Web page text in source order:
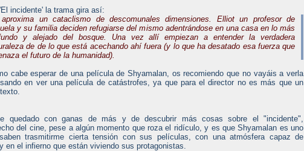
incidente' la trama gira así:
un cataclismo de descomunales dimensiones. Elliot un profesor de
y su familia deciden refugiarse del mismo adentrándose en una casa en lo más
y alejado del bosque. Una vez allí empiezan a entender la verdadera
de de lo que está acechando ahí fuera (y lo que ha desatado esa fuerza que
el futuro de la humanidad).
cabe esperar de una película de Shyamalan, os recomiendo que no vayáis a verla
en ver una película de catástrofes, ya que para el director no es más que un
quedado con ganas de más y de descubrir más cosas sobre el "incidente",
del cine, pese a algún momento que roza el ridículo, y es que Shyamalan es uno
trasmitirme cierta tensión con sus películas, con una atmósfera capaz de
en el infierno que están viviendo sus protagonistas.